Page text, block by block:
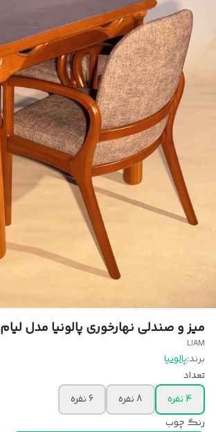
میز و صندلی نهارخوری پالونیا مدل لیام
LIAM
برند:پالونیا
تعداد
4 نفره
8 نفره
6 نفره
رنگ چوب